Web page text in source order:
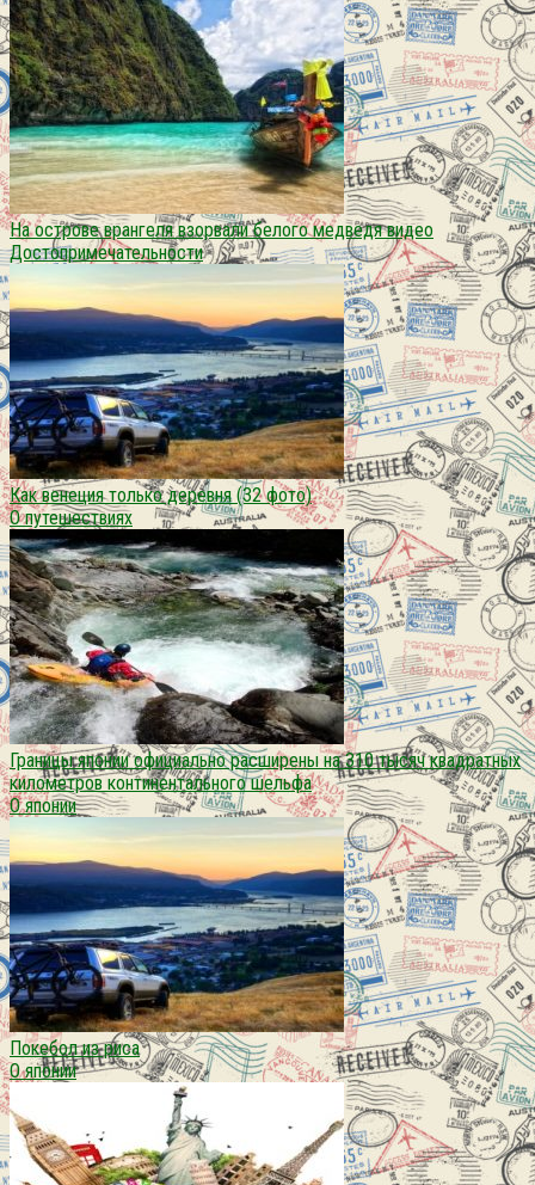
На острове врангеля взорвали белого медведя видео
Достопримечательности
Как венеция только деревня (32 фото)
О путешествиях
Границы японии официально расширены на 310 тысяч квадратных
километров континентального шельфа
О японии
Покебол из риса
О японии